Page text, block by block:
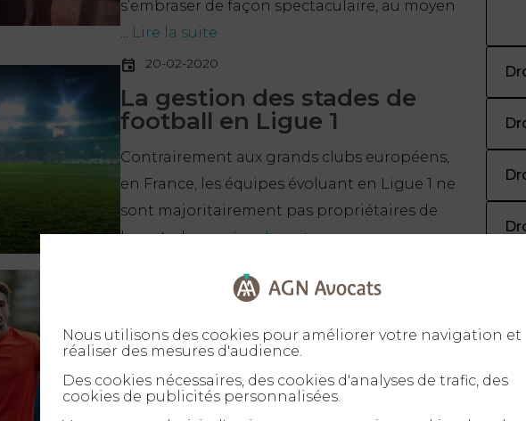
s’embraser de façon spectaculaire, au moyen
... Lire la suite
20-02-2020
La gestion des stades de
football en Ligue 1
Contrairement aux grands clubs européens,
en France, les équipes évoluant en Ligue 1 ne
sont majoritairement pas propriétaires de
leur stade ou ...Lire la suite
Divorce du joueur et
compensation du conjoint
Aussi unique soit notre couple, on échappe
rarement aux statistiques : 1 mariage sur 2 se
termine en divorce. Ce taux est bien plus
Nous utilisons des cookies pour améliorer votre navigation et
réaliser des mesures d'audience.
Des cookies nécessaires, des cookies d'analyses de trafic, des
cookies de publicités personnalisées.